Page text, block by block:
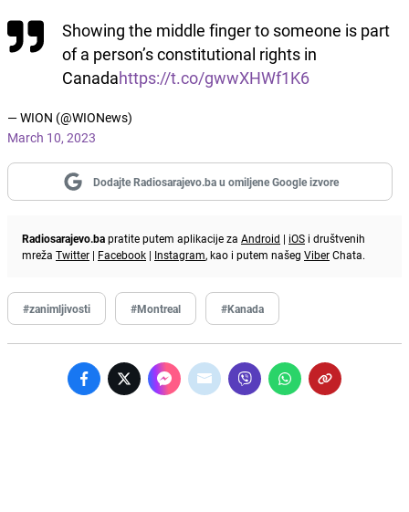
Showing the middle finger to someone is part
of a person’s constitutional rights in
Canadahttps://t.co/gwwXHWf1K6
— WION (@WIONews)
March 10, 2023
Dodajte Radiosarajevo.ba u omiljene Google izvore
Radiosarajevo.bapratite putem aplikacije za Android | iOS i društvenih
mreža Twitter | Facebook | Instagram, kao i putem našeg ViberChata.
#zanimljivosti #Montreal #Kanada